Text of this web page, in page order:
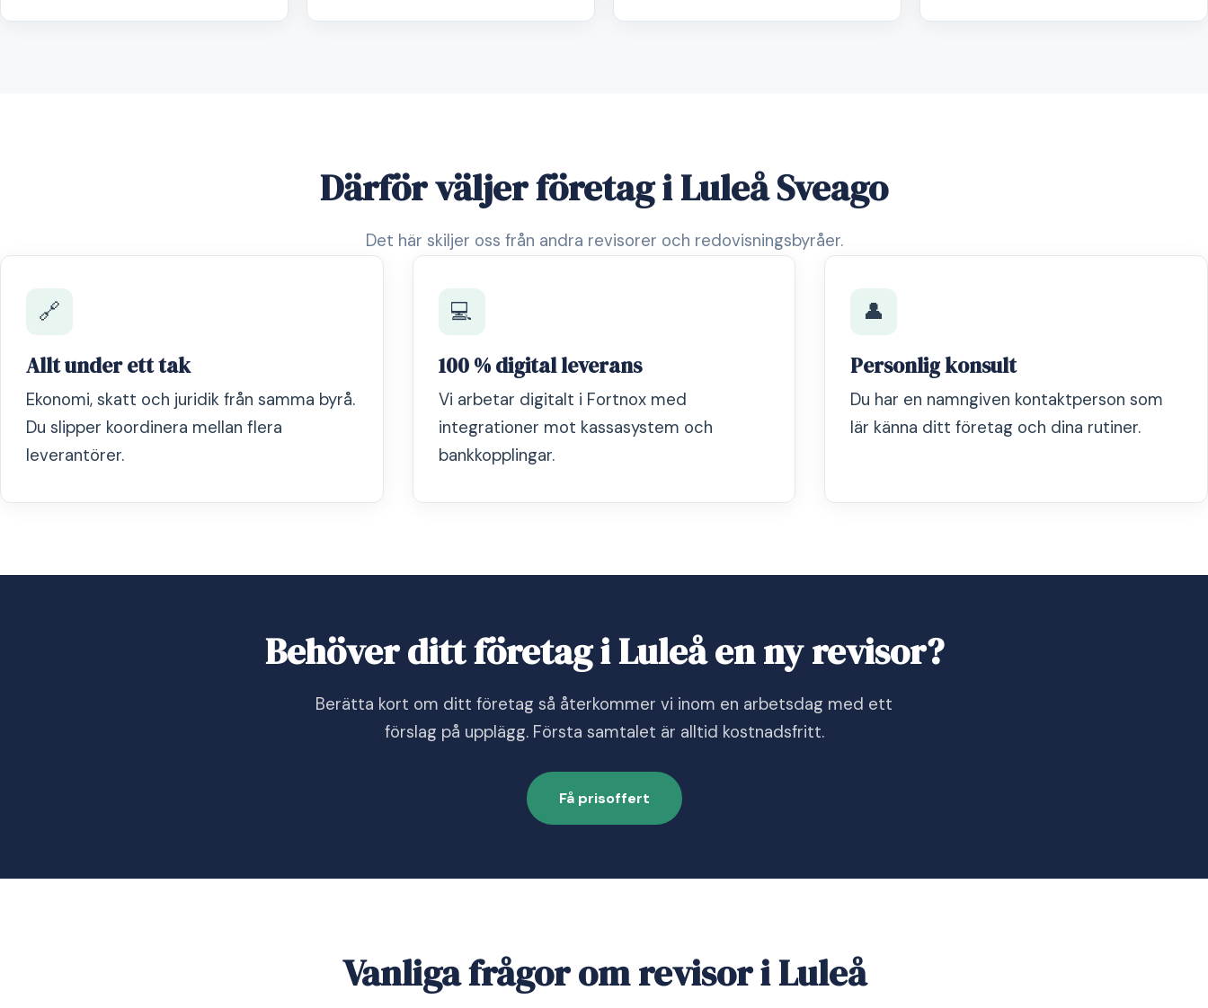
Därför väljer företag i Luleå Sveago
Det här skiljer oss från andra revisorer och redovisningsbyråer.
🔗
Allt under ett tak
Ekonomi, skatt och juridik från samma byrå.
Du slipper koordinera mellan flera
leverantörer.
💻
100 % digital leverans
Vi arbetar digitalt i Fortnox med
integrationer mot kassasystem och
bankkopplingar.
👤
Personlig konsult
Du har en namngiven kontaktperson som
lär känna ditt företag och dina rutiner.
Behöver ditt företag i Luleå en ny revisor?
Berätta kort om ditt företag så återkommer vi inom en arbetsdag med ett
förslag på upplägg. Första samtalet är alltid kostnadsfritt.
Få prisoffert
Vanliga frågor om revisor i Luleå